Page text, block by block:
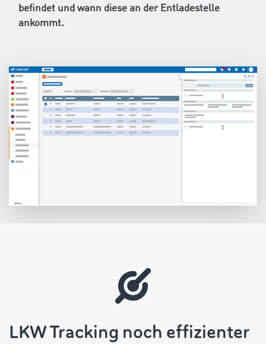
befindet und wann diese an der Entladestelle
ankommt.
LKW Tracking noch effizienter